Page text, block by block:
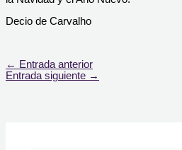
Decio de Carvalho
← Entrada anterior
Entrada siguiente →